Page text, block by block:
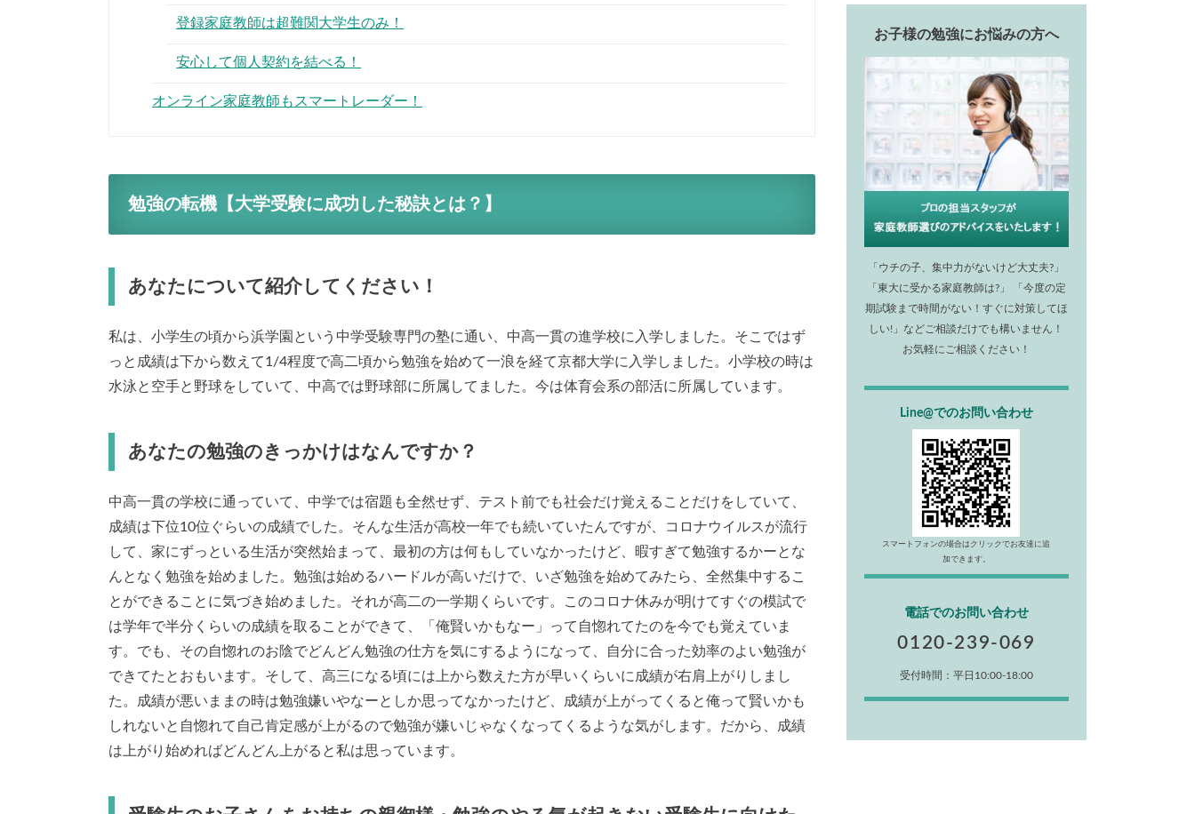
登録家庭教師は超難関大学生のみ！
安心して個人契約を結べる！
オンライン家庭教師もスマートレーダー！
勉強の転機【大学受験に成功した秘訣とは？】
あなたについて紹介してください！
私は、小学生の頃から浜学園という中学受験専門の塾に通い、中高一貫の進学校に入学しました。そこではず
っと成績は下から数えて1/4程度で高二頃から勉強を始めて一浪を経て京都大学に入学しました。小学校の時は
水泳と空手と野球をしていて、中高では野球部に所属してました。今は体育会系の部活に所属しています。
あなたの勉強のきっかけはなんですか？
中高一貫の学校に通っていて、中学では宿題も全然せず、テスト前でも社会だけ覚えることだけをしていて、
成績は下位10位ぐらいの成績でした。そんな生活が高校一年でも続いていたんですが、コロナウイルスが流行
して、家にずっといる生活が突然始まって、最初の方は何もしていなかったけど、暇すぎて勉強するかーとな
んとなく勉強を始めました。勉強は始めるハードルが高いだけで、いざ勉強を始めてみたら、全然集中するこ
とができることに気づき始めました。それが高二の一学期くらいです。このコロナ休みが明けてすぐの模試で
は学年で半分くらいの成績を取ることができて、「俺賢いかもなー」って自惚れてたのを今でも覚えていま
す。でも、その自惚れのお陰でどんどん勉強の仕方を気にするようになって、自分に合った効率のよい勉強が
できてたとおもいます。そして、高三になる頃には上から数えた方が早いくらいに成績が右肩上がりしまし
た。成績が悪いままの時は勉強嫌いやなーとしか思ってなかったけど、成績が上がってくると俺って賢いかも
しれないと自惚れて自己肯定感が上がるので勉強が嫌いじゃなくなってくるような気がします。だから、成績
は上がり始めればどんどん上がると私は思っています。
お子様の勉強にお悩みの方へ
「ウチの子、集中力がないけど大丈夫?」
「東大に受かる家庭教師は?」 「今度の定
期試験まで時間がない！すぐに対策してほ
しい!」などご相談だけでも構いません！
お気軽にご相談ください！
Line@でのお問い合わせ
スマートフォンの場合はクリックでお友達に追
加できます。
電話でのお問い合わせ
0120-239-069
受付時間：平日10:00-18:00